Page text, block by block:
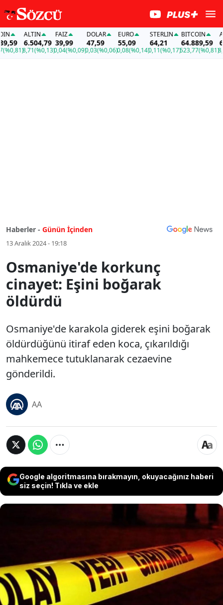
ALTIN
6.504,79
8,71(%0,13)
FAİZ
39,99
0,04(%0,09)
DOLAR
47,59
0,03(%0,06)
EURO
55,09
0,08(%0,14)
STERLIN
64,21
0,11(%0,17)
BITCOIN
64.889,59
523,77(%0,81)8,71
Haberler - Günün İçinden
13 Aralık 2024 - 19:18
Osmaniye'de korkunç
cinayet: Eşini boğarak
öldürdü
Osmaniye'de karakola giderek eşini boğarak
öldürdüğünü itiraf eden koca, çıkarıldığı
mahkemece tutuklanarak cezaevine
gönderildi.
AA
Google algoritmasına bırakmayın, okuyacağınız haberi
siz seçin! Tıkla ve ekle
Osmaniye'de karakola giderek eşini
boğarak öldürdüğünü itiraf eden koca,
çıkarıldığı mahkemece tutuklanarak
cezaevine gönderildi.